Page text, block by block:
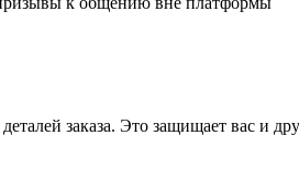
заказа. Это защищает вас и